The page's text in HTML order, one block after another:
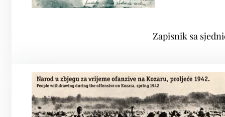
Zapisnik sa